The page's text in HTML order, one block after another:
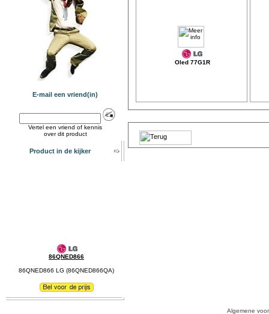
E-mail een vriend(in)
Vertel een vriend of kennis
over dit product
Product in de kijker
86QNED866
86QNED866 LG (86QNED866QA)
Oled 77G1R
Algemene